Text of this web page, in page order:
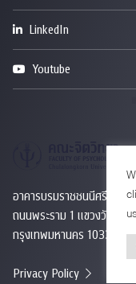
LinkedIn
Youtube
อาคารบรมราชชนนีศรีศตพ
ถนนพระราม 1 แขวงวังใหม่
กรุงเทพมหานคร 10330
Privacy Policy